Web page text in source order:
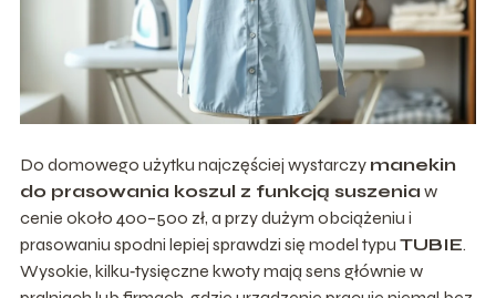
Do domowego użytku najczęściej wystarczy manekin
do prasowania koszul z funkcją suszenia w
cenie około 400–500 zł, a przy dużym obciążeniu i
prasowaniu spodni lepiej sprawdzi się model typu TUBIE.
Wysokie, kilku‑tysięczne kwoty mają sens głównie w